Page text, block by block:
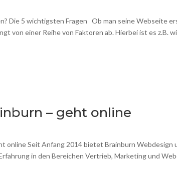
Die 5 wichtigsten Fragen Ob man seine Webseite
von einer Reihe von Faktoren ab. Hierbei ist es z.B.
– geht online
online Seit Anfang 2014 bietet Brainburn Webdesign
in den Bereichen Vertrieb, Marketing und